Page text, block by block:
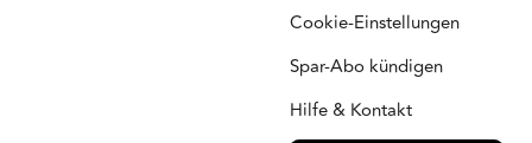
Cookie-Einstellungen
Spar-Abo kündigen
Hilfe & Kontakt